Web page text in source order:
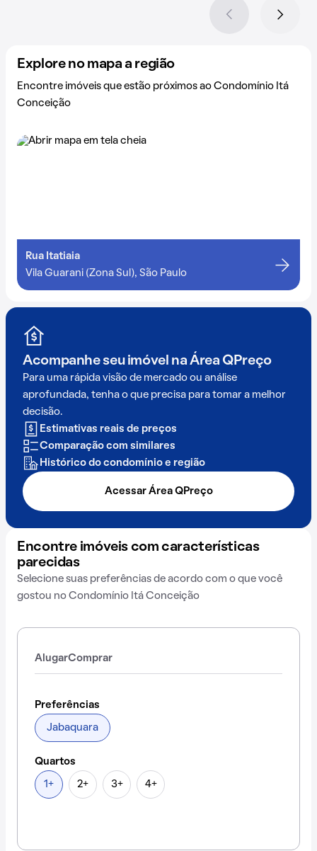
Explore no mapa a região
Encontre imóveis que estão próximos ao Condomínio Itá
Conceição
Rua Itatiaia
Vila Guarani (Zona Sul), São Paulo
Acompanhe seu imóvel na Área QPreço
Para uma rápida visão de mercado ou análise
aprofundada, tenha o que precisa para tomar a melhor
decisão.
Estimativas reais de preços
Comparação com similares
Histórico do condomínio e região
Acessar Área QPreço
Encontre imóveis com características
parecidas
Selecione suas preferências de acordo com o que você
gostou no Condomínio Itá Conceição
AlugarComprar
Preferências
Jabaquara
Quartos
1+ 2+ 3+ 4+